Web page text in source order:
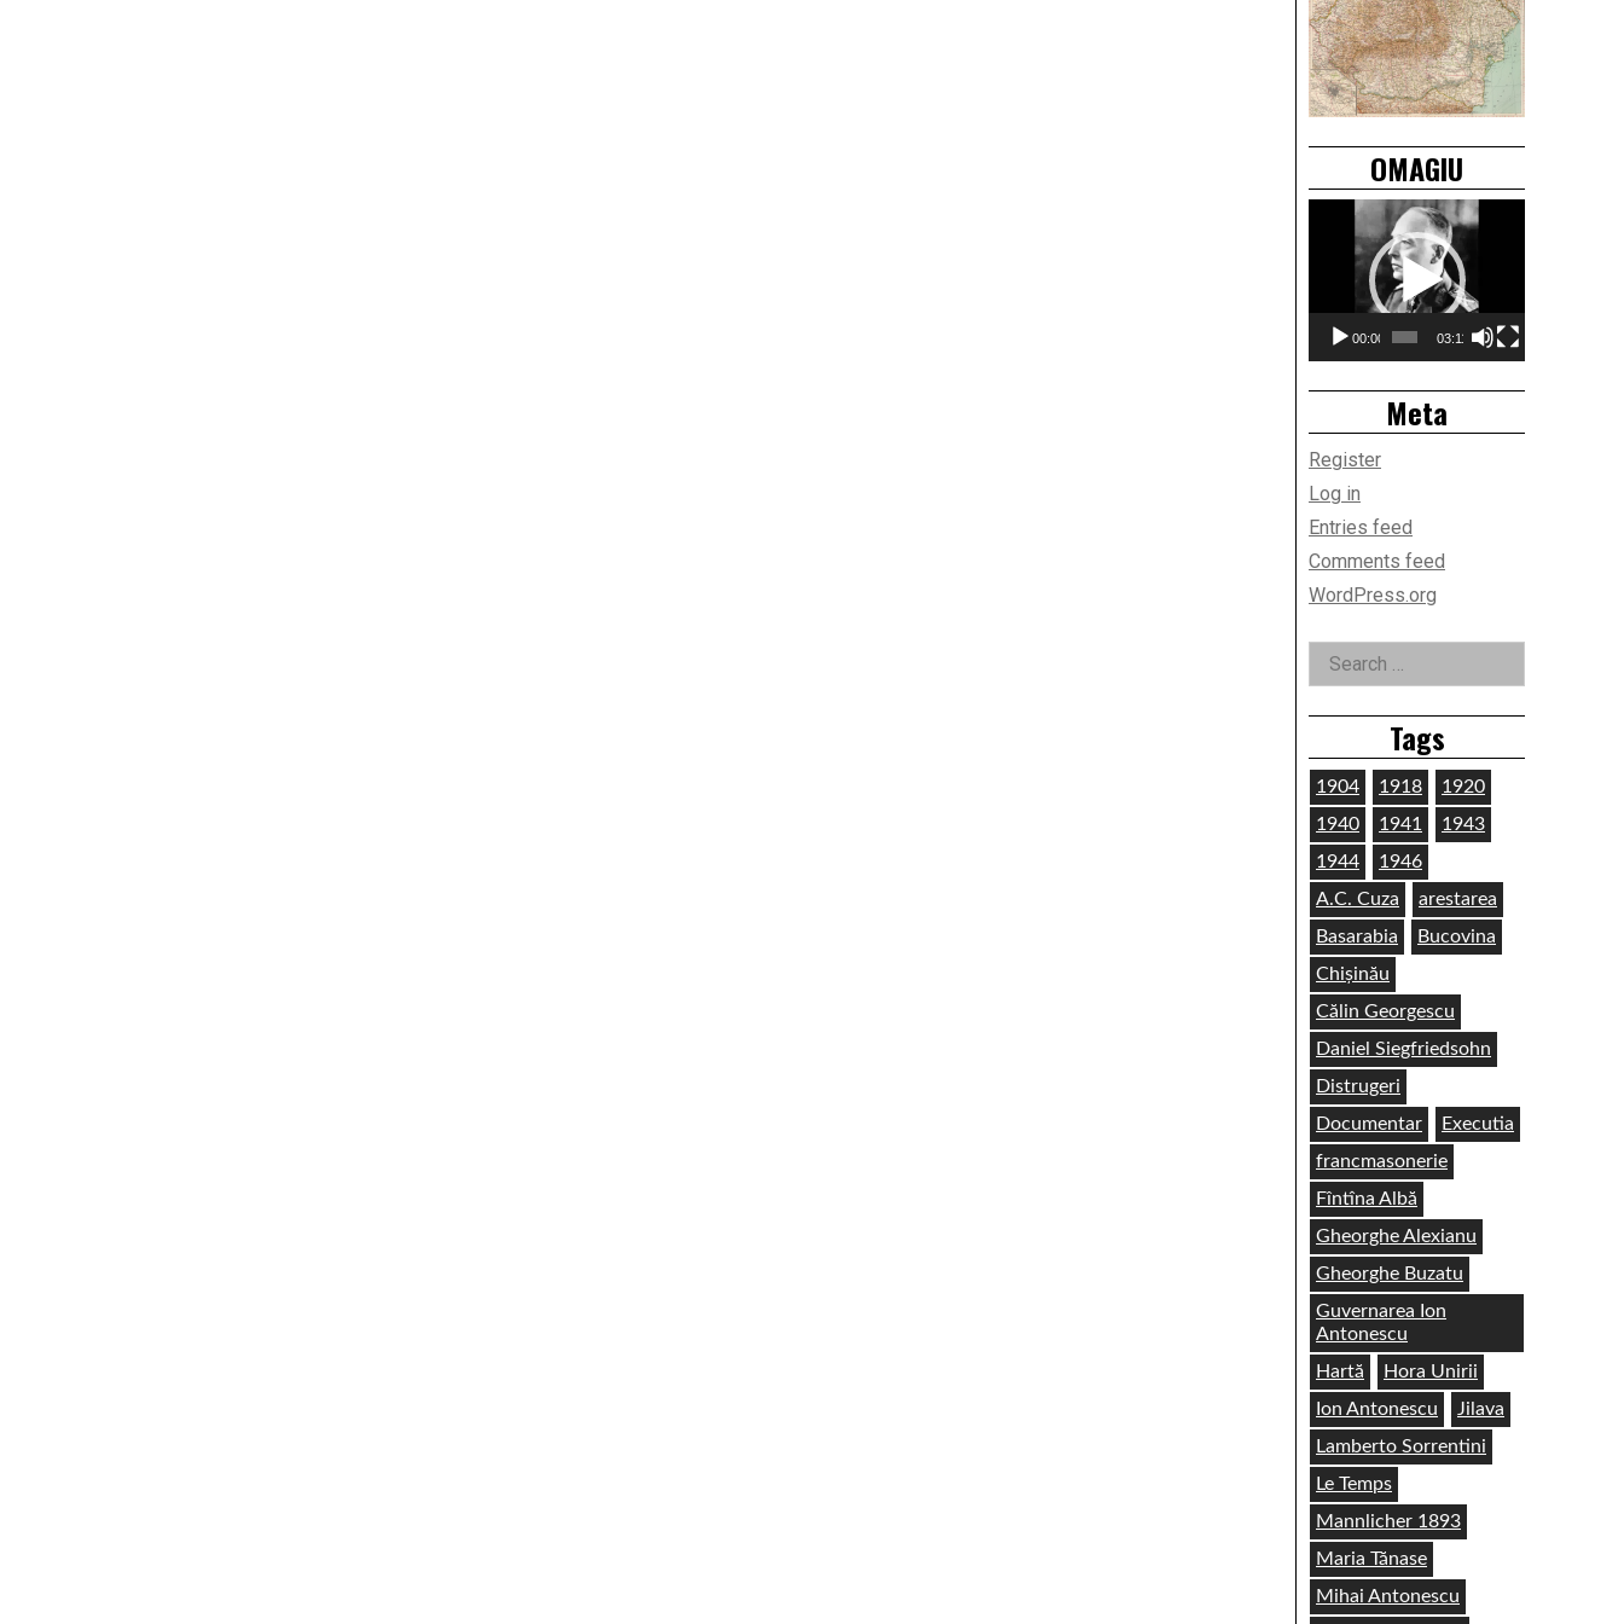
OMAGIU
Video
Player
00:00 03:11
Meta
Register
Log in
Entries feed
Comments feed
WordPress.org
Search
for:
Tags
1904 1918
1920
1940
1941
1943
1944
1946
A.C. Cuza
arestarea
Basarabia
Bucovina
Chișinău
Călin Georgescu
Daniel Siegfriedsohn
Distrugeri
Documentar
Executia
francmasonerie
Fîntîna Albă
Gheorghe Alexianu
Gheorghe Buzatu
Guvernarea Ion
Antonescu
Hartă
Hora Unirii
Ion Antonescu
Jilava
Lamberto Sorrentini
Le Temps
Mannlicher 1893
Maria Tănase
Mihai Antonescu